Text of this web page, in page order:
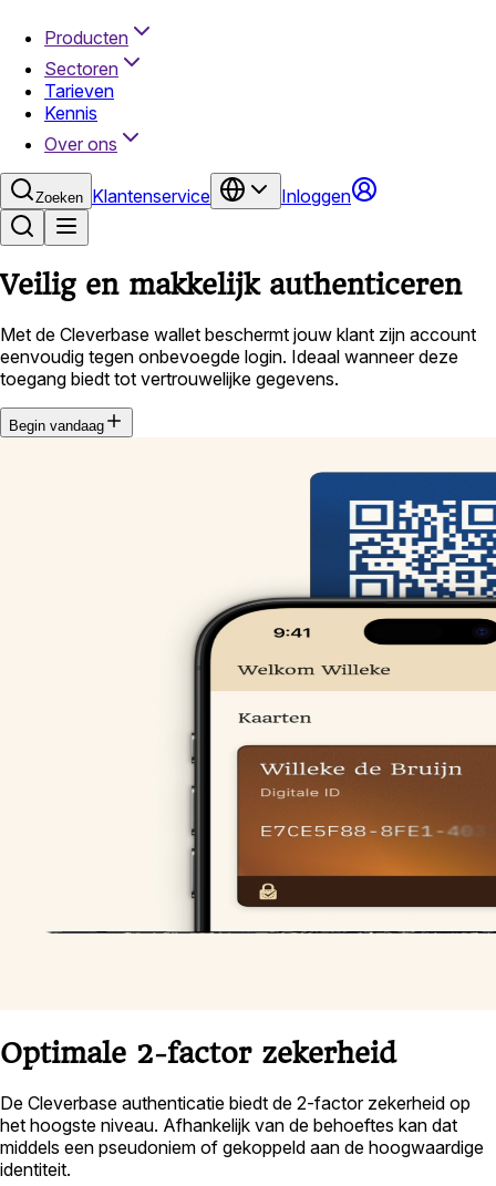
Producten
Sectoren
Tarieven
Kennis
Over ons
Zoeken Klantenservice Inloggen
Veilig en makkelijk authenticeren
Met de Cleverbase wallet beschermt jouw klant zijn account
eenvoudig tegen onbevoegde login. Ideaal wanneer deze
toegang biedt tot vertrouwelijke gegevens.
Begin vandaag
Optimale 2-factor zekerheid
De Cleverbase authenticatie biedt de 2-factor zekerheid op
het hoogste niveau. Afhankelijk van de behoeftes kan dat
middels een pseudoniem of gekoppeld aan de hoogwaardige
identiteit.